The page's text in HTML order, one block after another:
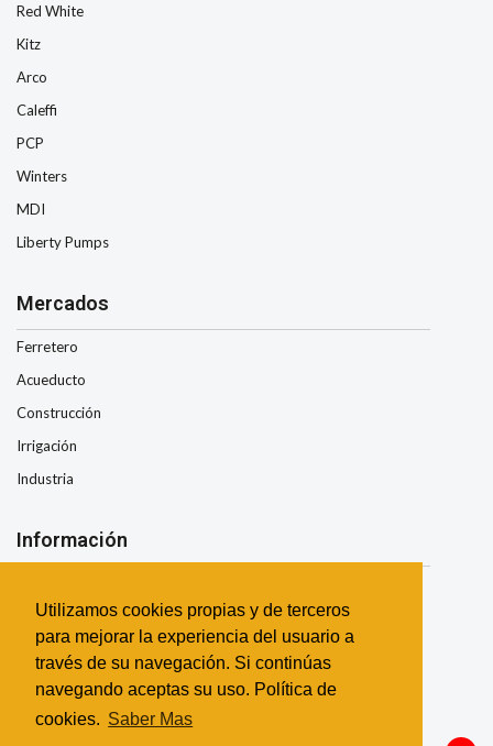
Utilizamos cookies propias y de terceros
para mejorar la experiencia del usuario a
través de su navegación. Si continúas
navegando aceptas su uso. Política de
cookies. Saber Mas
Red White
Kitz
Arco
Caleffi
PCP
Winters
MDI
Liberty Pumps
Mercados
Ferretero
Acueducto
Construcción
Irrigación
Industria
Información
Condiciones de Envio
Términos y Condiciones
Garantía
Contacto